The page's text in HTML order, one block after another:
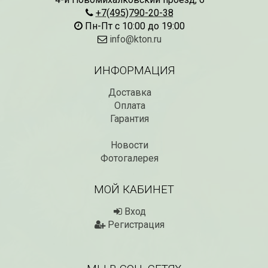
+7(495)790-20-38
Пн-Пт с 10:00 до 19:00
info@kton.ru
ИНФОРМАЦИЯ
Доставка
Оплата
Гарантия
Новости
Фотогалерея
МОЙ КАБИНЕТ
Вход
Регистрация